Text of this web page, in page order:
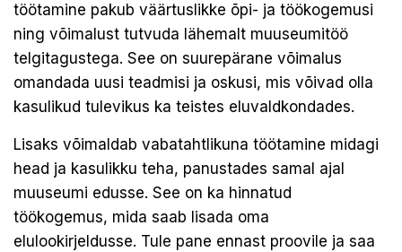
töötamine pakub väärtuslikke õpi- ja töökogemusi
ning võimalust tutvuda lähemalt muuseumitöö
telgitagustega. See on suurepärane võimalus
omandada uusi teadmisi ja oskusi, mis võivad olla
kasulikud tulevikus ka teistes eluvaldkondades.
Lisaks võimaldab vabatahtlikuna töötamine midagi
head ja kasulikku teha, panustades samal ajal
muuseumi edusse. See on ka hinnatud
töökogemus, mida saab lisada oma
elulookirjeldusse. Tule pane ennast proovile ja saa